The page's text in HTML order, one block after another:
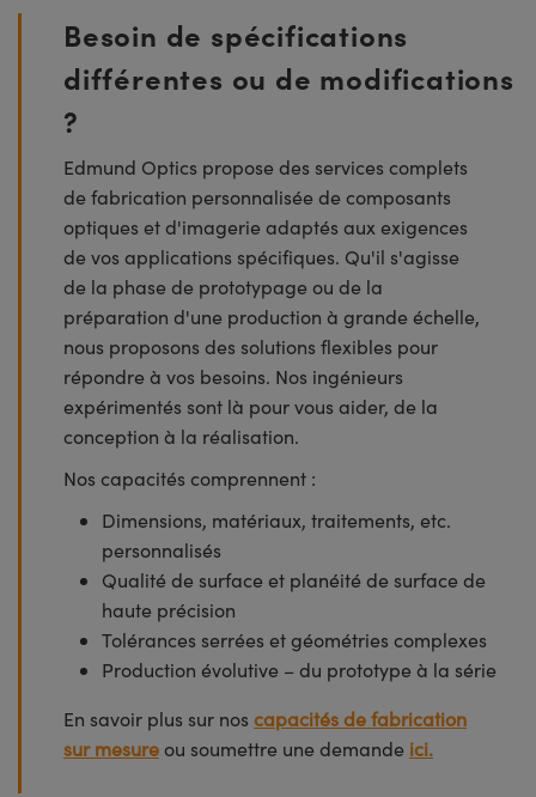
Besoin de spécifications
différentes ou de modifications
?
Edmund Optics propose des services complets
de fabrication personnalisée de composants
optiques et d'imagerie adaptés aux exigences
de vos applications spécifiques. Qu'il s'agisse
de la phase de prototypage ou de la
préparation d'une production à grande échelle,
nous proposons des solutions flexibles pour
répondre à vos besoins. Nos ingénieurs
expérimentés sont là pour vous aider, de la
conception à la réalisation.
Nos capacités comprennent :
Dimensions, matériaux, traitements, etc.
personnalisés
Qualité de surface et planéité de surface de
haute précision
Tolérances serrées et géométries complexes
Production évolutive – du prototype à la série
En savoir plus sur nos capacités de fabrication
sur mesure ou soumettre une demande ici.